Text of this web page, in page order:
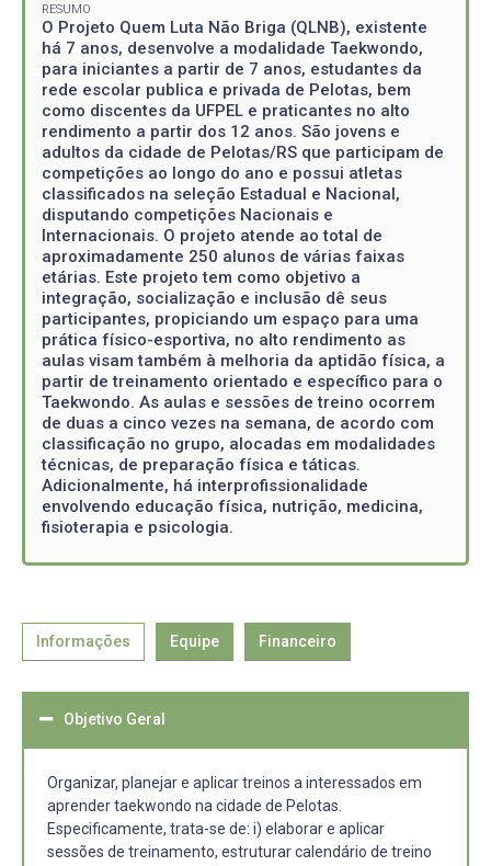
RESUMO
O Projeto Quem Luta Não Briga (QLNB), existente
há 7 anos, desenvolve a modalidade Taekwondo,
para iniciantes a partir de 7 anos, estudantes da
rede escolar publica e privada de Pelotas, bem
como discentes da UFPEL e praticantes no alto
rendimento a partir dos 12 anos. São jovens e
adultos da cidade de Pelotas/RS que participam de
competições ao longo do ano e possui atletas
classificados na seleção Estadual e Nacional,
disputando competições Nacionais e
Internacionais. O projeto atende ao total de
aproximadamente 250 alunos de várias faixas
etárias. Este projeto tem como objetivo a
integração, socialização e inclusão dê seus
participantes, propiciando um espaço para uma
prática físico-esportiva, no alto rendimento as
aulas visam também à melhoria da aptidão física, a
partir de treinamento orientado e específico para o
Taekwondo. As aulas e sessões de treino ocorrem
de duas a cinco vezes na semana, de acordo com
classificação no grupo, alocadas em modalidades
técnicas, de preparação física e táticas.
Adicionalmente, há interprofissionalidade
envolvendo educação física, nutrição, medicina,
fisioterapia e psicologia.
Informações Equipe Financeiro
Objetivo Geral
Organizar, planejar e aplicar treinos a interessados em
aprender taekwondo na cidade de Pelotas.
Especificamente, trata-se de: i) elaborar e aplicar
sessões de treinamento, estruturar calendário de treino